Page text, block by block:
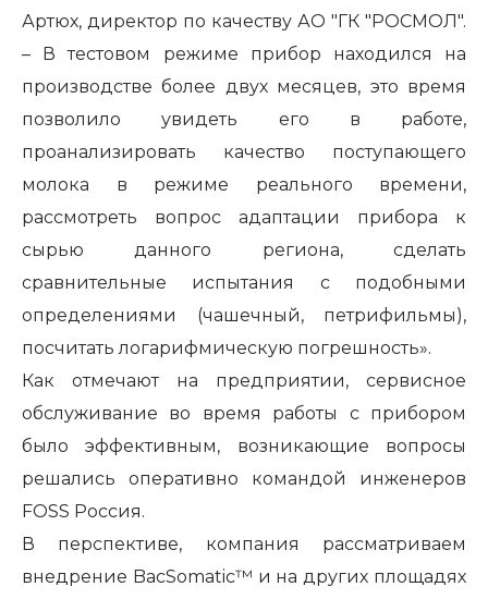
Артюх, директор по качеству АО "ГК "РОСМОЛ".
– В тестовом режиме прибор находился на
производстве более двух месяцев, это время
позволило увидеть его в работе,
проанализировать качество поступающего
молока в режиме реального времени,
рассмотреть вопрос адаптации прибора к
сырью данного региона, сделать
сравнительные испытания с подобными
определениями (чашечный, петрифильмы),
посчитать логарифмическую погрешность».
Как отмечают на предприятии, сервисное
обслуживание во время работы с прибором
было эффективным, возникающие вопросы
решались оперативно командой инженеров
FOSS Россия.
В перспективе, компания рассматриваем
внедрение BacSomatic™ и на других площадях